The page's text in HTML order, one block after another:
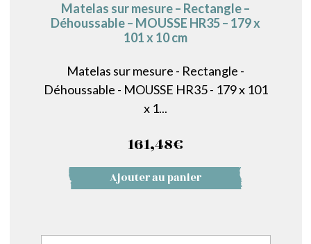
Matelas sur mesure – Rectangle –
Déhoussable – MOUSSE HR35 – 179 x
101 x 10 cm
Matelas sur mesure - Rectangle -
Déhoussable - MOUSSE HR35 - 179 x 101
x 1...
161,48€
Ajouter au panier